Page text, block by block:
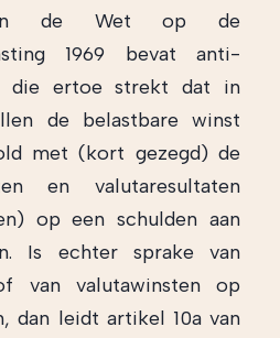
de Wet op de
1969 bevat anti-
die ertoe strekt dat in
de belastbare winst
met (kort gezegd) de
en valutaresultaten
op een schulden aan
Is echter sprake van
van valutawinsten op
dan leidt artikel 10a van